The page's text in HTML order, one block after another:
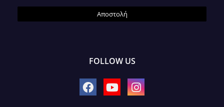
FOLLOW US